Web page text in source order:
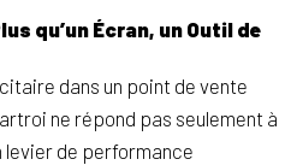
qu’un Écran, un Outil de
dans un point de vente
ne répond pas seulement à
levier de performance